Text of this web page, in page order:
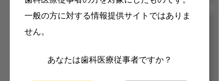
一般の方に対する情報提供サイトではありま
せん。
あなたは歯科医療従事者ですか？